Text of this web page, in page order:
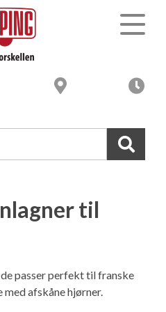
Vans
Vans
til
til
passer perfekt til franske
med afskåne hjørner.